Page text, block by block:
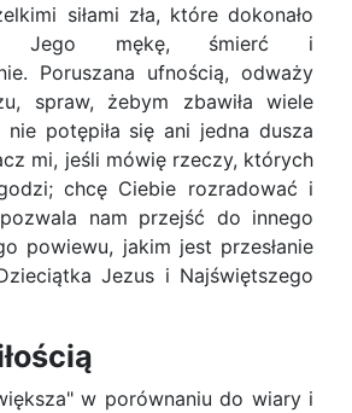
siłami zła, które dokonało
Jego mękę, śmierć i
Poruszana ufnością, odważy
spraw, żebym zbawiła wiele
potępiła się ani jedna dusza
mi, jeśli mówię rzeczy, których
chcę Ciebie rozradować i
nam przejść do innego
powiewu, jakim jest przesłanie
Jezus i Najświętszego
w porównaniu do wiary i